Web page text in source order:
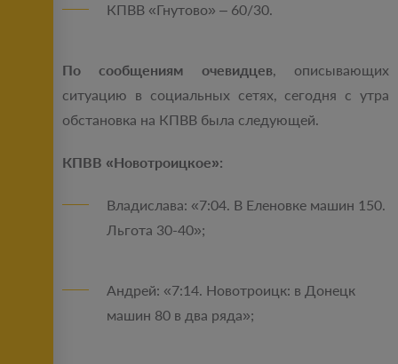
КПВВ «Гнутово» – 60/30.
По сообщениям очевидцев, описывающих
ситуацию в социальных сетях, сегодня с утра
обстановка на КПВВ была следующей.
КПВВ «Новотроицкое»:
Владислава: «7:04. В Еленовке машин 150.
Льгота 30-40»;
Андрей: «7:14. Новотроицк: в Донецк
машин 80 в два ряда»;